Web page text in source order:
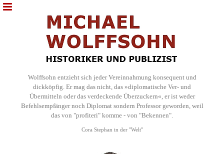
Wolffsohn entzieht sich jeder Vereinnahmung konsequent und
dickköpfig. Er mag das nicht, das »diplomatische Ver- und
Übermitteln oder das verdeckende Überzuckern«, er ist weder
Befehlsempfänger noch Diplomat sondern Professor geworden, weil
das von "profiteri" komme - von "Bekennen".
Cora Stephan in der "Welt"